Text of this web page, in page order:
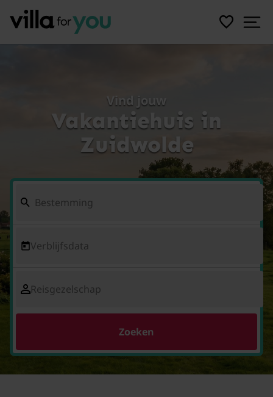
Vind jouw
Vakantiehuis in
Zuidwolde
Verblijfsdata
Reisgezelschap
Zoeken